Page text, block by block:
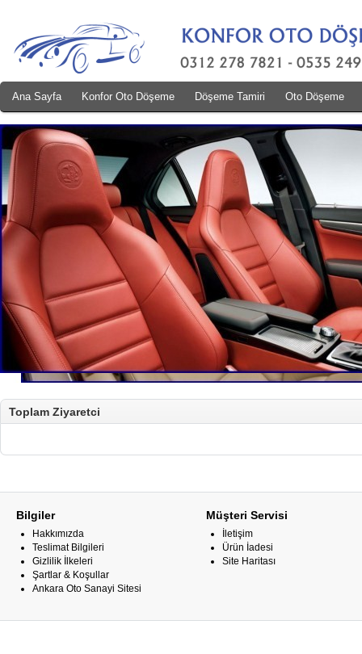
Ana Sayfa Konfor Oto Döşeme Döşeme Tamiri Oto Döşeme
Toplam Ziyaretci
Bilgiler
Hakkımızda
Teslimat Bilgileri
Gizlilik İlkeleri
Şartlar & Koşullar
Ankara Oto Sanayi Sitesi
Müşteri Servisi
İletişim
Ürün İadesi
Site Haritası